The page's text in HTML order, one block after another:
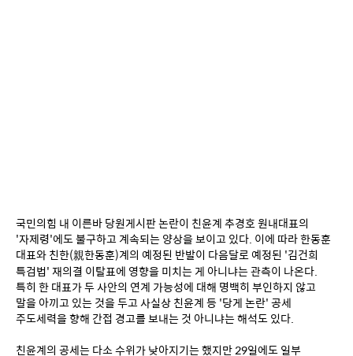
국민의힘 내 이른바 당원게시판 논란이 친윤계 추경호 원내대표의
'자제령'에도 불구하고 계속되는 양상을 보이고 있다. 이에 따라 한동훈
대표와 친한(親한동훈)계의 예정된 반발이 다음달로 예정된 '김건희
특검법' 재의결 이탈표에 영향을 미치는 게 아니냐는 관측이 나온다.
특히 한 대표가 두 사안의 연계 가능성에 대해 명백히 부인하지 않고
말을 아끼고 있는 것을 두고 사실상 친윤계 등 '당게 논란' 공세
주도세력을 향해 간접 경고를 보내는 것 아니냐는 해석도 있다.
친윤계의 공세는 다소 수위가 낮아지기는 했지만 29일에도 일부